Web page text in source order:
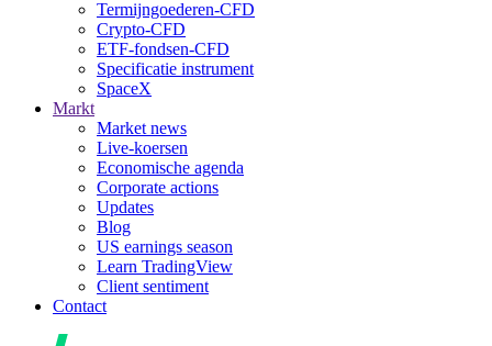
Termijngoederen-CFD
Crypto-CFD
ETF-fondsen-CFD
Specificatie instrument
SpaceX
Markt
Market news
Live-koersen
Economische agenda
Corporate actions
Updates
Blog
US earnings season
Learn TradingView
Client sentiment
Contact